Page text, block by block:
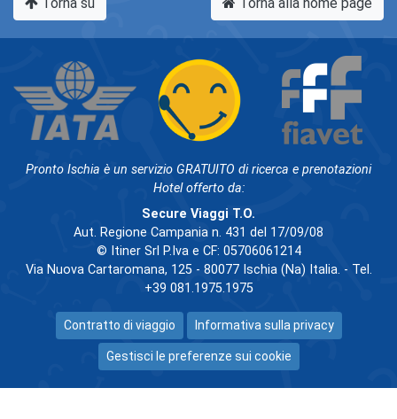
Pronto Ischia è un servizio GRATUITO di ricerca e prenotazioni
Hotel offerto da:
Secure Viaggi T.O.
Aut. Regione Campania n. 431 del 17/09/08
© Itiner Srl P.Iva e CF: 05706061214
Via Nuova Cartaromana, 125 - 80077 Ischia (Na) Italia. - Tel.
+39 081.1975.1975
Contratto di viaggio Informativa sulla privacy
Gestisci le preferenze sui cookie